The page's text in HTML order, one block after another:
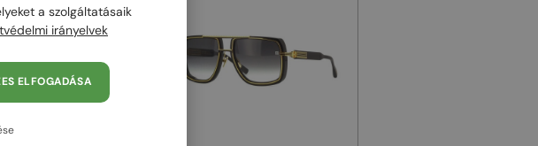
a szolgáltatásaik
irányelvek
ELFOGADÁSA